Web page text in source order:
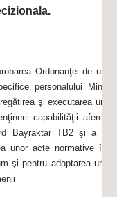
Ordonanţei de
personalului
şi executarea
capabilităţii
Bayraktar TB2 şi a
unor acte normative în
şi pentru adoptarea